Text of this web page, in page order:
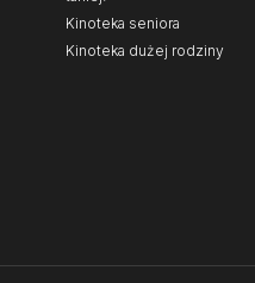
Kinoteka seniora
Kinoteka dużej rodziny